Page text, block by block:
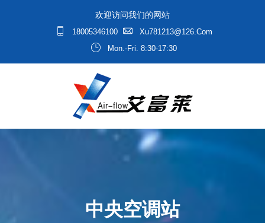
欢迎访问我们的网站
18005346100
Xu781213@126.com
Mon.-Fri. 8:30-17:30
中央空调站